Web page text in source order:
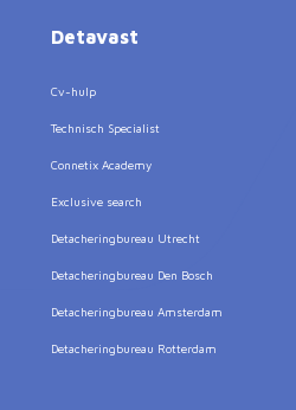
Detavast
Cv-hulp
Technisch Specialist
Connetix Academy
Exclusive search
Detacheringbureau Utrecht
Detacheringbureau Den Bosch
Detacheringbureau Amsterdam
Detacheringbureau Rotterdam